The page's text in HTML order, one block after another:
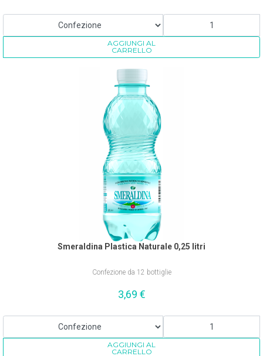
AGGIUNGI AL
CARRELLO
Smeraldina Plastica Naturale 0,25 litri
Confezione da 12 bottiglie
3,69 €
AGGIUNGI AL
CARRELLO